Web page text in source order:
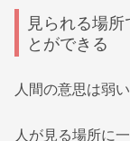
見られる場
とができる
人間の意思は弱い
人が見る場所に